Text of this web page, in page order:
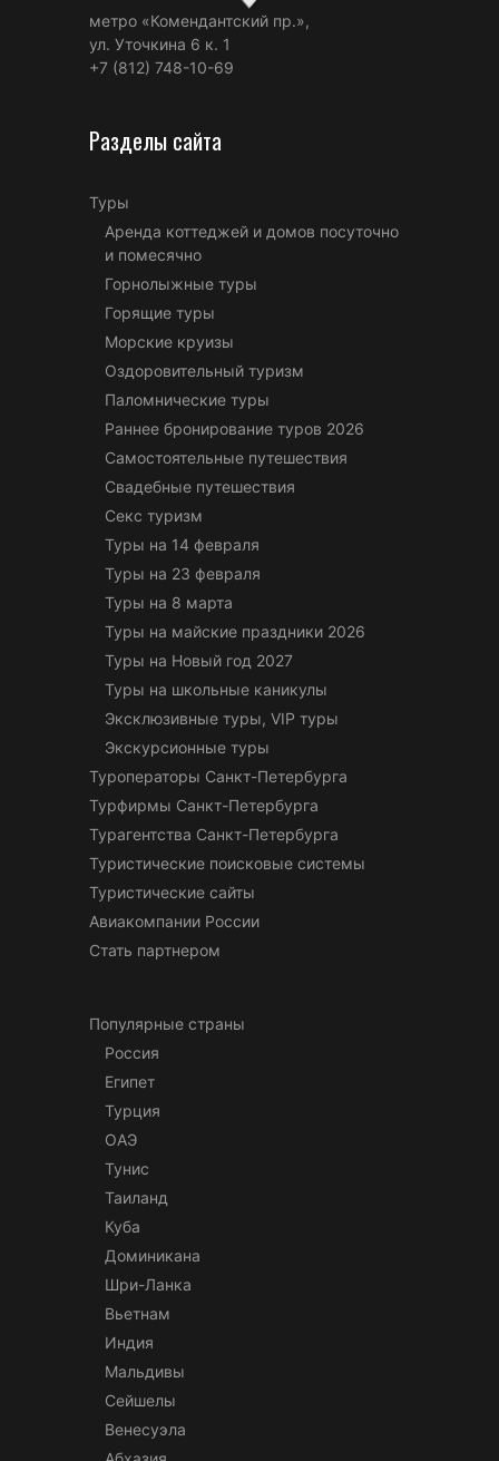
метро «Комендантский пр.»,
ул. Уточкина 6 к. 1
+7 (812) 748-10-69
Разделы сайта
Туры
Аренда коттеджей и домов посуточно
и помесячно
Горнолыжные туры
Горящие туры
Морские круизы
Оздоровительный туризм
Паломнические туры
Раннее бронирование туров 2026
Самостоятельные путешествия
Свадебные путешествия
Секс туризм
Туры на 14 февраля
Туры на 23 февраля
Туры на 8 марта
Туры на майские праздники 2026
Туры на Новый год 2027
Туры на школьные каникулы
Эксклюзивные туры, VIP туры
Экскурсионные туры
Туроператоры Санкт-Петербурга
Турфирмы Санкт-Петербурга
Турагентства Санкт-Петербурга
Туристические поисковые системы
Туристические сайты
Авиакомпании России
Стать партнером
Популярные страны
Россия
Египет
Турция
ОАЭ
Тунис
Таиланд
Куба
Доминикана
Шри-Ланка
Вьетнам
Индия
Мальдивы
Сейшелы
Венесуэла